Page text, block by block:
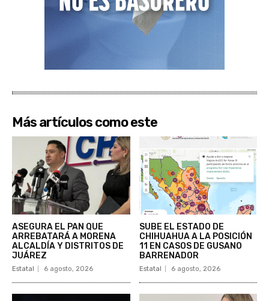
Más artículos como este
ASEGURA EL PAN QUE
ARREBATARÁ A MORENA
ALCALDÍA Y DISTRITOS DE
JUÁREZ
Estatal 6 agosto, 2026
SUBE EL ESTADO DE
CHIHUAHUA A LA POSICIÓN
11 EN CASOS DE GUSANO
BARRENADOR
Estatal 6 agosto, 2026